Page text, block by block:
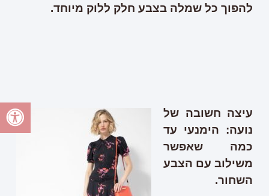
להפוך כל שמלה בצבע חלק ללוק מיוחד.
עיצה חשובה של
נועה: הימנעי עד
כמה שאפשר
משילוב עם הצבע
השחור.